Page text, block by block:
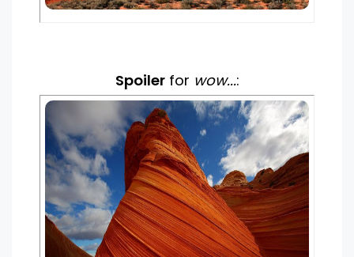
Spoilerfor wow...: